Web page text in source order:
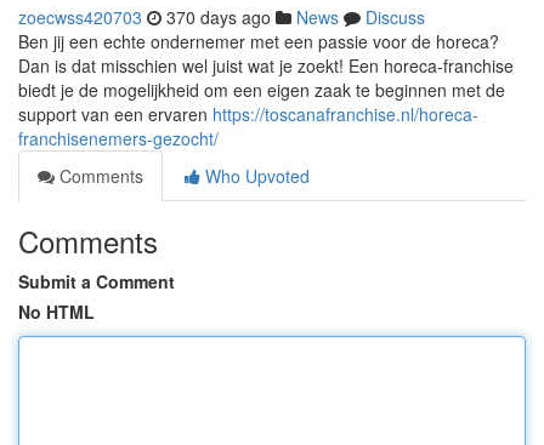
zoecwss420703 370 days ago News
Discuss
Ben jij een echte ondernemer met een passie voor de horeca?
Dan is dat misschien wel juist wat je zoekt! Een horeca-franchise
biedt je de mogelijkheid om een eigen zaak te beginnen met de
support van een ervaren https://toscanafranchise.nl/horeca-
franchisenemers-gezocht/
Comments
Who Upvoted
Comments
Submit a Comment
No HTML